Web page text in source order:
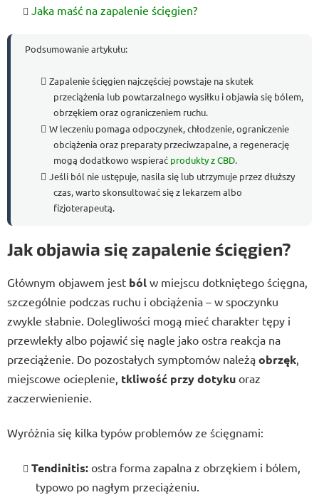
Jaka maść na zapalenie ścięgien?
Podsumowanie artykułu:
Zapalenie ścięgien najczęściej powstaje na skutek
przeciążenia lub powtarzalnego wysiłku i objawia się bólem,
obrzękiem oraz ograniczeniem ruchu.
W leczeniu pomaga odpoczynek, chłodzenie, ograniczenie
obciążenia oraz preparaty przeciwzapalne, a regenerację
mogą dodatkowo wspierać produkty z CBD.
Jeśli ból nie ustępuje, nasila się lub utrzymuje przez dłuższy
czas, warto skonsultować się z lekarzem albo
fizjoterapeutą.
Jak objawia się zapalenie ścięgien?
Głównym objawem jest ból w miejscu dotkniętego ścięgna,
szczególnie podczas ruchu i obciążenia – w spoczynku
zwykle słabnie. Dolegliwości mogą mieć charakter tępy i
przewlekły albo pojawić się nagle jako ostra reakcja na
przeciążenie. Do pozostałych symptomów należą obrzęk,
miejscowe ocieplenie, tkliwość przy dotyku oraz
zaczerwienienie.
Wyróżnia się kilka typów problemów ze ścięgnami:
Tendinitis: ostra forma zapalna z obrzękiem i bólem,
typowo po nagłym przeciążeniu.